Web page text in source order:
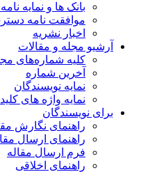
بانک ها و نمایه نامه
موافقت نامه
اخبار نشریه
آرشیو مجله و مقالات
کلیه شماره‌های
آخرین شماره
نمایه نویسندگان
نمایه واژه های کلیدی
برای نویسندگان
راهنمای نگارش
راهنمای ارسال
فرم ارسال مقاله
راهنمای اخلاقی